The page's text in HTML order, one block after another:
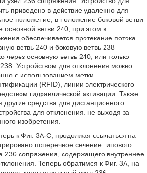
приведено в действие удаленно для
положение, в положение боковой ветви
основной ветви 240, при этом в
обеспечивается протекание потока
ветвь 240 и боковую ветвь 238
через основную ветвь 240, или только
Устройством для отклонения можно
с использованием метки
(RFID), линии электрического
гидравлической активации. Также
другие средства для дистанционного
для отклонения, не выходя за
изобретения.
к Фиг. 3А-С, продолжая ссылаться на
поперечное сечение типового
236 сопряжения, содержащего внутреннее
Теперь обратимся к Фиг. 3А, на